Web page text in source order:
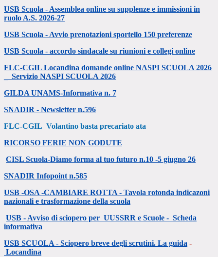
USB Scuola - Assemblea online su supplenze e immissioni in
ruolo A.S. 2026-27
USB Scuola - Avvio prenotazioni sportello 150 preferenze
USB Scuola - accordo sindacale su riunioni e collegi online
FLC-CGIL Locandina domande online NASPI SCUOLA 2026
Servizio NASPI SCUOLA 2026
GILDA UNAMS-Informativa n. 7
SNADIR - Newsletter n.596
FLC-CGIL Volantino basta precariato ata
RICORSO FERIE NON GODUTE
CISL Scuola-Diamo forma al tuo futuro n.10 -5 giugno 26
SNADIR Infopoint n.585
USB -OSA -CAMBIARE ROTTA - Tavola rotonda indicazoni
nazionali e trasformazione della scuola
USB - Avviso di sciopero per UUSSRR e Scuole - Scheda
informativa
USB SCUOLA - Sciopero breve degli scrutini. La guida -
Locandina